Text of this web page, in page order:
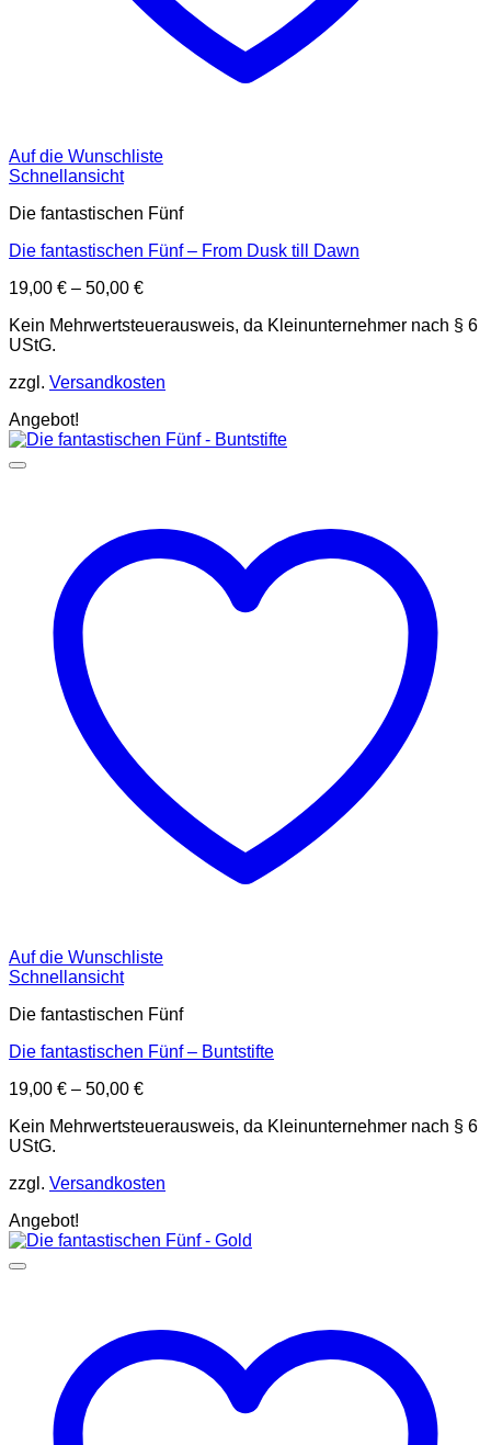
Auf die Wunschliste
Schnellansicht
Die fantastischen Fünf
Die fantastischen Fünf – From Dusk till Dawn
19,00 € – 50,00 €
Kein Mehrwertsteuerausweis, da Kleinunternehmer nach § 6
UStG.
zzgl. Versandkosten
Angebot!
Auf die Wunschliste
Schnellansicht
Die fantastischen Fünf
Die fantastischen Fünf – Buntstifte
19,00 € – 50,00 €
Kein Mehrwertsteuerausweis, da Kleinunternehmer nach § 6
UStG.
zzgl. Versandkosten
Angebot!